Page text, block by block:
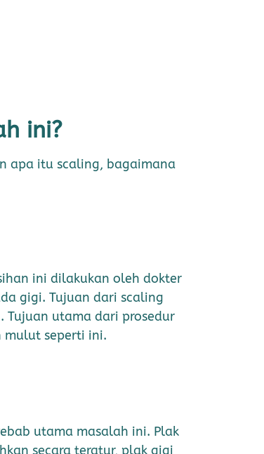
ini?
apa itu scaling, bagaimana
ini dilakukan oleh dokter
gigi. Tujuan dari scaling
utama dari prosedur
mulut seperti ini.
utama masalah ini. Plak
secara teratur, plak gigi